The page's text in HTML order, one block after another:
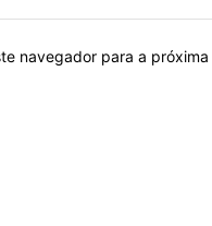
navegador para a